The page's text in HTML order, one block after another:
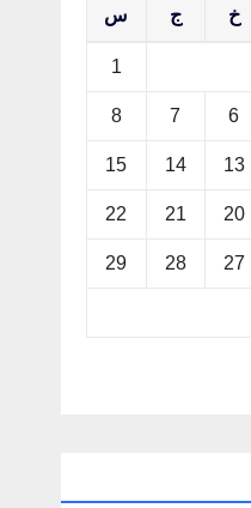
خ ج س
1
6
7
8
13
14
15
20
21
22
27
28
29